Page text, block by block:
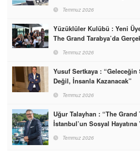
Markası Olacak”
Temmuz 2026
Yüzüklüler Kulübü : Yeni
The Grand Tarabya’da
Temmuz 2026
Yusuf Sertkaya :
Değil, İnsanla Kazanacak”
Temmuz 2026
Uğur Talayhan : “The Grand
İstanbul’un Sosyal
Destinasyon Haline
Temmuz 2026